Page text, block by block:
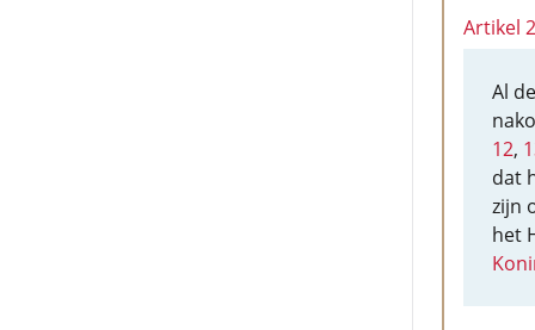
Artikel
Al
12,
dat
zijn
het